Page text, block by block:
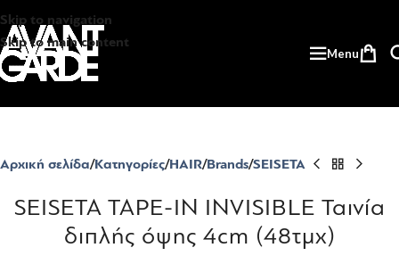
Skip to navigation
Skip to main content
Menu
Αρχική σελίδα Κατηγορίες HAIR Brands SEISETA
SEISETA TAPE-IN INVISIBLE Ταινία
διπλής όψης 4cm (48τμχ)